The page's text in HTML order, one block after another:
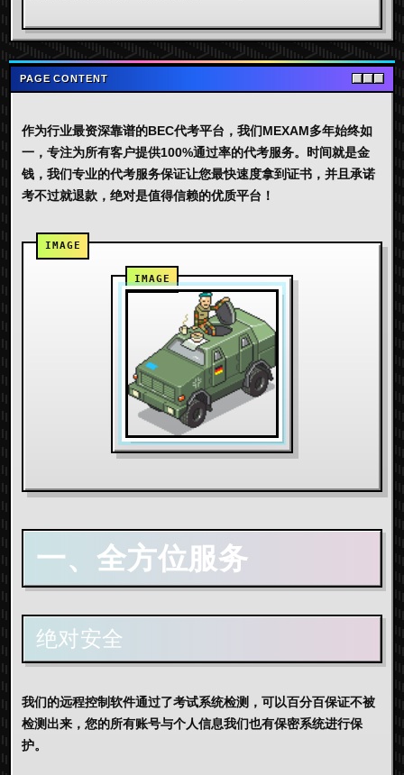
PAGE CONTENT
作为行业最资深靠谱的BEC代考平台，我们MEXAM多年始终如
一，专注为所有客户提供100%通过率的代考服务。时间就是金
钱，我们专业的代考服务保证让您最快速度拿到证书，并且承诺
考不过就退款，绝对是值得信赖的优质平台！
一、全方位服务
绝对安全
我们的远程控制软件通过了考试系统检测，可以百分百保证不被
检测出来，您的所有账号与个人信息我们也有保密系统进行保
护。